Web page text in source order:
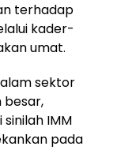
terhadap
kader-
umat.
sektor
besar,
IMM
pada